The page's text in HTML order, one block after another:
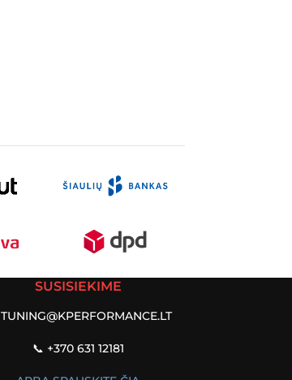
SUSISIEKIME
TUNING@KPERFORMANCE.LT
📞 +370 631 12181